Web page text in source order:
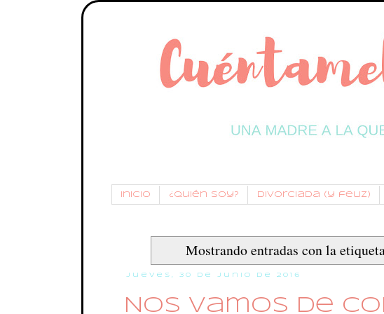
Inicio ¿Quién soy? Divorciada (y feliz)
Mostrando entradas con la
jueves, 30 de junio de 2016
Nos vamos de